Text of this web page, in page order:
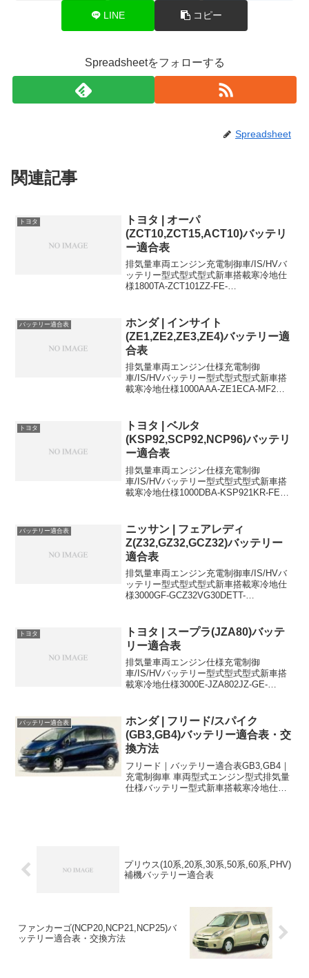
LINE コピー
Spreadsheetをフォローする
Spreadsheet
関連記事
トヨタ
トヨタ | オーパ
(ZCT10,ZCT15,ACT10)バッテリ
ー適合表
排気量車両エンジン充電制御車/IS/HVバ
ッテリー型式型式型式新車搭載寒冷地仕
様1800TA-ZCT101ZZ-FE-
バッテリー適合表
ホンダ | インサイト
(ZE1,ZE2,ZE3,ZE4)バッテリー適
合表
排気量車両エンジン仕様充電制御
車/IS/HVバッテリー型式型式型式新車搭
載寒冷地仕様1000AAA-ZE1ECA-MF2補
機用バッテリーHV34B17L34B17L15...
トヨタ
トヨタ | ベルタ
(KSP92,SCP92,NCP96)バッテリ
ー適合表
排気量車両エンジン仕様充電制御
車/IS/HVバッテリー型式型式型式新車搭
載寒冷地仕様1000DBA-KSP921KR-FE充
46B24L46B24L1300CB...
バッテリー適合表
ニッサン | フェアレディ
Z(Z32,GZ32,GCZ32)バッテリー
適合表
排気量車両エンジン充電制御車/IS/HVバ
ッテリー型式型式型式新車搭載寒冷地仕
様3000GF-GCZ32VG30DETT-
55D23L65D26L3000GF-GZ32VG3...
トヨタ
トヨタ | スープラ(JZA80)バッテ
リー適合表
排気量車両エンジン仕様充電制御
車/IS/HVバッテリー型式型式型式新車搭
載寒冷地仕様3000E-JZA802JZ-GE-
バッテリー適合表
ホンダ | フリード/スパイク
(GB3,GB4)バッテリー適合表・交
換方法
フリード｜バッテリー適合表GB3,GB4｜
充電制御車 車両型式エンジン型式排気量
仕様バッテリー型式新車搭載寒冷地仕様
プリウス(10系,20系,30系,50系,60系,PHV)
補機バッテリー適合表
ファンカーゴ(NCP20,NCP21,NCP25)バ
ッテリー適合表・交換方法